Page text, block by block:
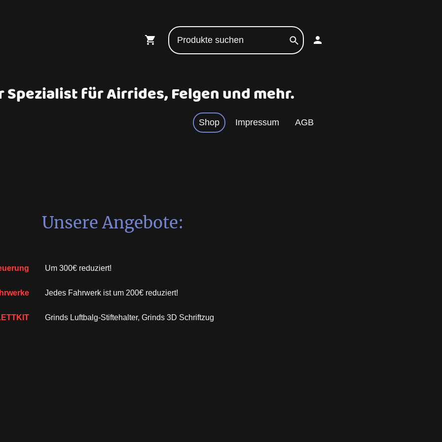
Spezialist für Airrides, Felgen und mehr.
Shop Impressum AGB
Unsere Angebote:
Um 300€ reduziert!
Jedes Fahrwerk ist um 200€ reduziert!
Grinds Luftbalg-Stiftehalter, Grinds 3D Schriftzug